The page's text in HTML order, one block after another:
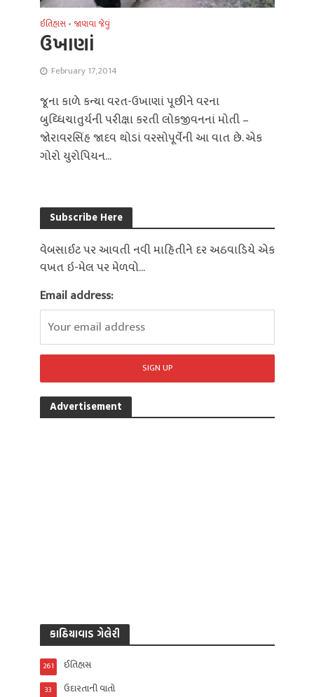
ઈતિહાસ • જાણવા જેવું
ઉખાણાં
February 17, 2014
જૂના કાળે કન્યા વરત-ઉખાણાં પૂછીને વરના
બુઘ્ધિચાતુર્યની પરીક્ષા કરતી લોકજીવનનાં મોતી –
જોરાવરસિંહ જાદવ થોડાં વરસોપૂર્વેની આ વાત છે. એક
ગોરો યુરોપિયન...
Subscribe Here
વેબસાઈટ પર આવતી નવી માહિતીને દર અઠવાડિયે એક
વખત ઇ-મેલ પર મેળવો...
Email address:
Advertisement
કાઠિયાવાડ ગેલેરી
ઈતિહાસ
261
ઉદારતાની વાતો
33